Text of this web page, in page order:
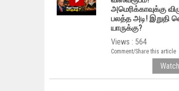
அமெரிக்காவுக்கு
பலத்த அடி! இறுதி
யாருக்கு?
Views : 564
Comment/Share this article